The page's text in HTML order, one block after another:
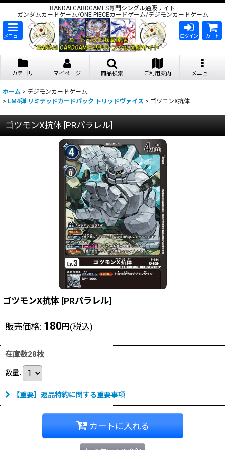
BANDAI CARDGAMES専門シングル通販サイト
ガンダムカードゲーム/ONE PIECEカードゲーム/デジモンカードゲーム
メニュー ログイン カート
カテゴリ マイページ 商品検索 ご利用案内 メニュー
ホーム > デジモンカードゲーム
> LM4弾 リミテッドカードパック トリッドヴァイス > ゴツモンX抗体
ゴツモンX抗体 [PRパラレル]
ゴツモンX抗体 [PRパラレル]
販売価格: 180 円 (税込)
在庫数28枚
数量:
【重要】返品特約に関する重要事項
カートに入れる